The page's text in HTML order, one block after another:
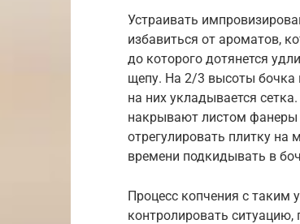
Устраивать
избавиться от ароматов,
до которого дотянется
щепу. На 2/3 высоты бочка
на них укладывается
накрывают листом фанеры
отрегулировать плитку
времени подкидывать в
Процесс копчения с таким
контролировать